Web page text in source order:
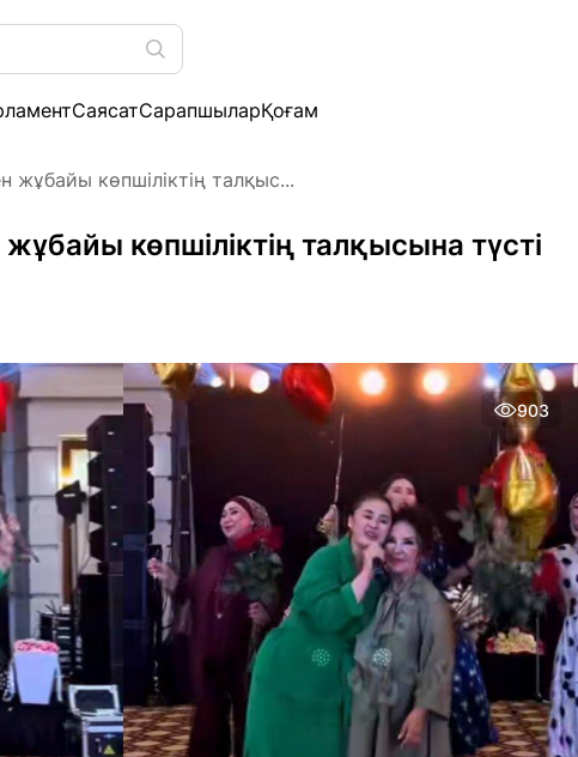
СаясатСарапшыларҚоғам
жұбайы көпшіліктің талқыс...
көпшіліктің талқысына түсті
903